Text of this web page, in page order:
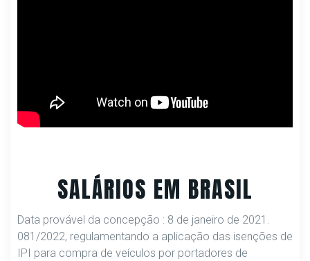
SALÁRIOS EM BRASIL
Data provável da concepção : 8 de janeiro de 2021.
081/2022, regulamentando a aplicação das isenções de
IPI para compra de veículos por portadores de